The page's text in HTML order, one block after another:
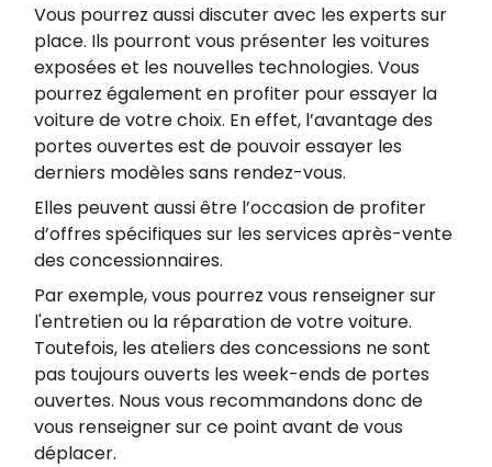
Vous pourrez aussi discuter avec les experts sur
place. Ils pourront vous présenter les voitures
exposées et les nouvelles technologies. Vous
pourrez également en profiter pour essayer la
voiture de votre choix. En effet, l’avantage des
portes ouvertes est de pouvoir essayer les
derniers modèles sans rendez-vous.
Elles peuvent aussi être l’occasion de profiter
d’offres spécifiques sur les services après-vente
des concessionnaires.
Par exemple, vous pourrez vous renseigner sur
l'entretien ou la réparation de votre voiture.
Toutefois, les ateliers des concessions ne sont
pas toujours ouverts les week-ends de portes
ouvertes. Nous vous recommandons donc de
vous renseigner sur ce point avant de vous
déplacer.